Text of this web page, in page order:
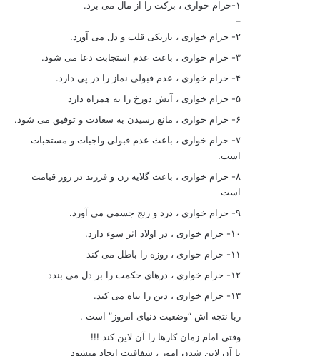
۱-حرام خواری ، برکت را از مال می برد.
–
۲- حرام خواری ، تاریکی قلب و دل می آورد.
۳- حرام خواری ، باعث عدم استجابت دعا می شود.
۴- حرام خواری ، عدم قبولی نماز را در پی دارد.
۵- حرام خواری ، آتش دوزخ را به همراه دارد
۶- حرام خواری ، مانع رسیدن به سعادت و توفیق می شود.
۷- حرام خواری ، باعث عدم قبولی واجبات و مستحبات
است.
۸- حرام خواری ، باعث گلایه زن و فرزند در روز قیامت
است
۹- حرام خواری ، درد و رنج جسمی می آورد.
۱۰- حرام خواری ، در اولاد اثر سوء دارد.
۱۱- حرام خواری ، روزه را باطل می کند
۱۲- حرام خواری ، درهای حکمت را بر دل می بندد
۱۳- حرام خواری ، دین را تباه می کند.
ربا نتجه اش “وضعیت دنیای امروز” است .
وقتی امام زمان کارها را آن لاین کند !!!
با آن لاین شدن امور ، شفافيت ايجاد مي‏شود